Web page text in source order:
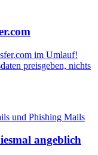
im Umlauf!
preisgeben, nichts
angeblich